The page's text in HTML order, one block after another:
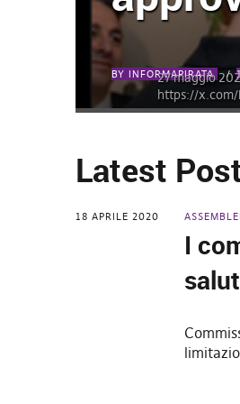
BY INFORMAPIRATA
VPN DR Cool
BY INFORMAPIRATA
27 maggio
https://x.com/
BY INFORMAPIRATA
Crediti
Latest
18 APRILE 2020
I